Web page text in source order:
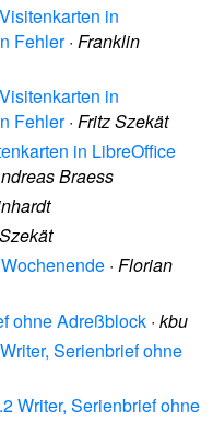
in
Fehler· Franklin
in
Fehler· Fritz Szekät
in LibreOffice
Braess
· Florian
ohne Adreßblock · kbu
Serienbrief ohne
Writer, Serienbrief ohne